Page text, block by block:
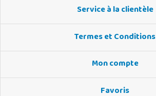
Service à la clientèle
Termes et Conditions
Mon compte
Favoris